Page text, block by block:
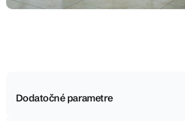
Dodatočné parametre